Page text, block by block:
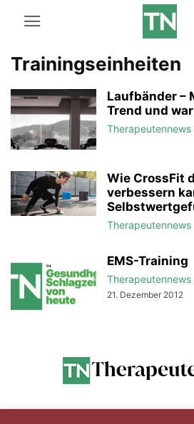
Trainingseinheiten
Laufbänder –
Trend und
Therapeutennews
Wie CrossFit
verbessern
Therapeutennews
EMS-Training
Therapeutennews
21. Dezember 2012